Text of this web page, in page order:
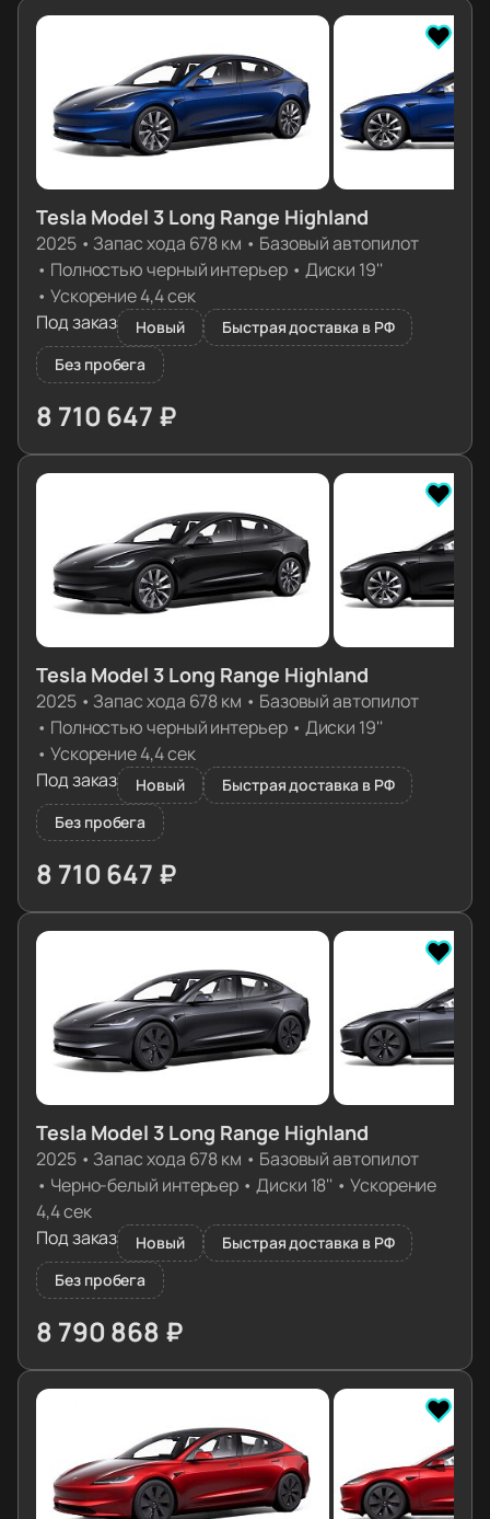
Tesla Model 3 Long Range Highland
2025• Запас хода 678 км • Базовый автопилот
• Полностью черный интерьер• Диски 19''
• Ускорение 4,4 сек
Под заказ
Новый
Быстрая доставка в РФ
Без пробега
8 710 647 ₽
≈ 86 650€
Tesla Model 3 Long Range Highland
2025• Запас хода 678 км • Базовый автопилот
• Полностью черный интерьер• Диски 19''
• Ускорение 4,4 сек
Под заказ
Новый
Быстрая доставка в РФ
Без пробега
8 710 647 ₽
≈ 86 650€
Tesla Model 3 Long Range Highland
2025• Запас хода 678 км • Базовый автопилот
• Черно-белый интерьер •Диски 18'' • Ускорение
4,4 сек
Под заказ
Новый
Быстрая доставка в РФ
Без пробега
8 790 868 ₽
≈ 87 448€